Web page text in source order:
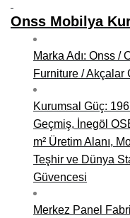
Niğde Mobilyacılar,
Giresun Mobilya
Onss Mobilya
Marka Adı: Onss /
Furniture / Akçalar
Kurumsal Güç:
Geçmiş, İnegöl
m² Üretim Alanı,
Teşhir ve Dünya
Güvencesi
Merkez Panel